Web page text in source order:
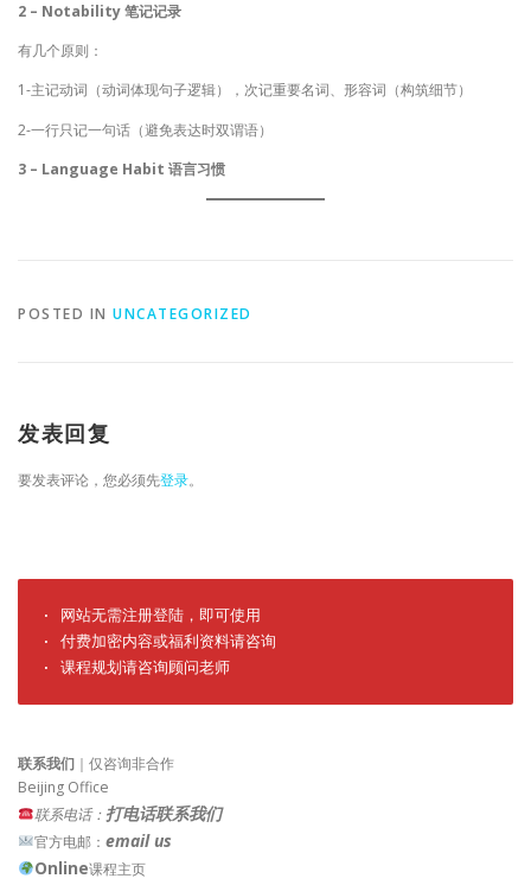
2 – Notability 笔记记录
有几个原则：
1-主记动词（动词体现句子逻辑），次记重要名词、形容词（构筑细节）
2-一行只记一句话（避免表达时双谓语）
3 – Language Habit 语言习惯
POSTED IN UNCATEGORIZED
发表回复
要发表评论，您必须先登录。
· 网站无需注册登陆，即可使用
· 付费加密内容或福利资料请咨询
· 课程规划请咨询顾问老师
联系我们 ｜仅咨询非合作
Beijing Office
联系电话： 打电话联系我们
官方电邮： email us
Online课程主页